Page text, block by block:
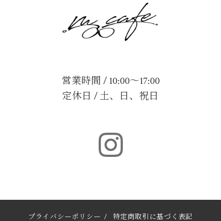
営業時間 / 10:00～17:00
定休日 / 土、日、祝日
プライバシーポリシー / 特定商取引に基づく表記